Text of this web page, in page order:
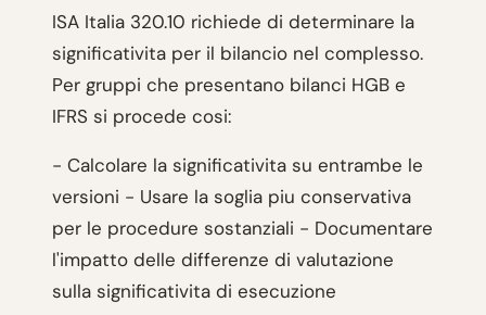
ISA Italia 320.10 richiede di determinare la
significativita per il bilancio nel complesso.
Per gruppi che presentano bilanci HGB e
IFRS si procede cosi:
- Calcolare la significativita su entrambe le
versioni - Usare la soglia piu conservativa
per le procedure sostanziali - Documentare
l'impatto delle differenze di valutazione
sulla significativita di esecuzione